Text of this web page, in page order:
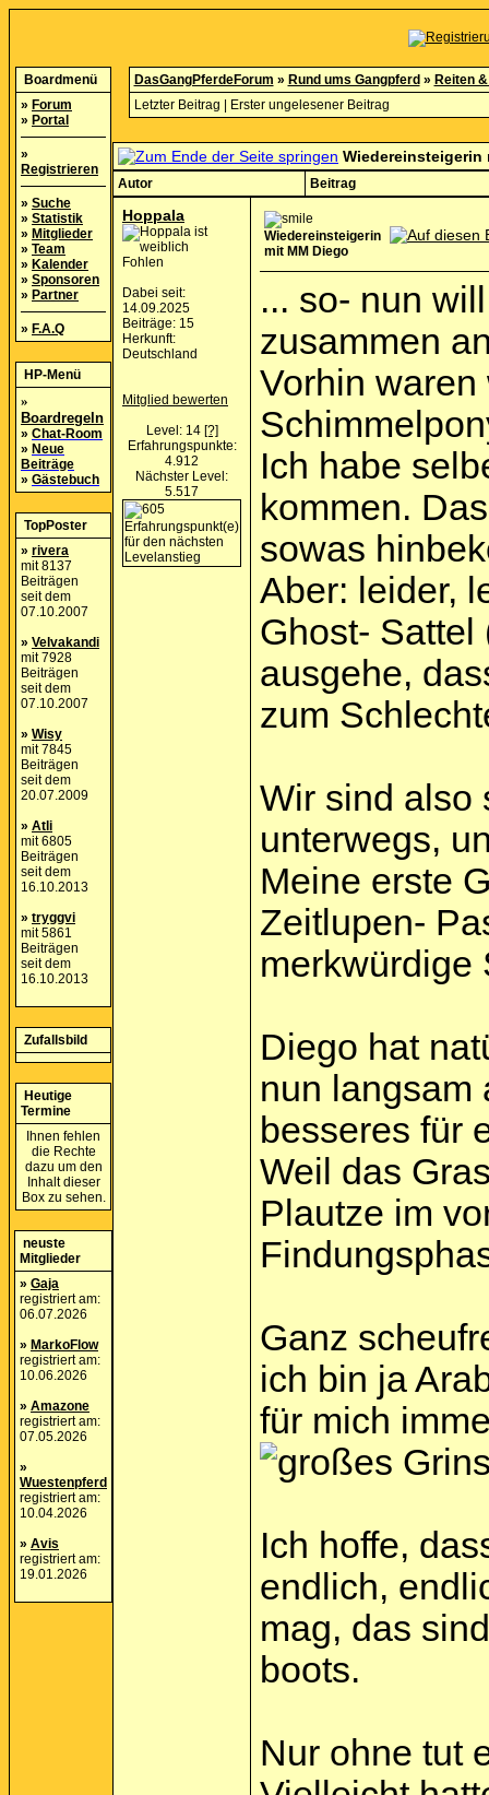
Boardmenü
» Forum
» Portal
»
Registrieren
» Suche
» Statistik
» Mitglieder
» Team
» Kalender
» Sponsoren
» Partner
» F.A.Q
HP-Menü
»
Boardregeln
» Chat-Room
» Neue
Beiträge
» Gästebuch
TopPoster
» rivera
mit 8137
Beiträgen
seit dem
07.10.2007
» Velvakandi
mit 7928
Beiträgen
seit dem
07.10.2007
» Wisy
mit 7845
Beiträgen
seit dem
20.07.2009
» Atli
mit 6805
Beiträgen
seit dem
16.10.2013
» tryggvi
mit 5861
Beiträgen
seit dem
16.10.2013
Zufallsbild
Heutige
Termine
Ihnen fehlen
die Rechte
dazu um den
Inhalt dieser
Box zu sehen.
neuste
Mitglieder
» Gaja
registriert am:
06.07.2026
» MarkoFlow
registriert am:
10.06.2026
» Amazone
registriert am:
07.05.2026
»
Wuestenpferd
registriert am:
10.04.2026
» Avis
registriert am:
19.01.2026
DasGangPferdeForum » Rund ums Gangpferd » Reiten
Letzter Beitrag
Erster ungelesener Beitrag
Wiedereinsteigerin
Autor Beitrag
Hoppala
Fohlen
Dabei seit:
14.09.2025
Beiträge: 15
Herkunft:
Deutschland
Mitglied bewerten
Level: 14 [?]
Erfahrungspunkte:
4.912
Nächster Level:
5.517
Wiedereinsteigerin
mit MM Diego
... so- nun
zusammen
Vorhin waren
Ich habe
kommen.
sowas
Aber: leider,
Ghost- Sattel
ausgehe,
zum
Wir sind also
unterwegs,
Meine erste
Zeitlupen-
merkwürdige
Diego hat
nun langsam
besseres für
Weil das
Plautze im
Ganz
ich bin ja
für mich
Ich hoffe,
endlich,
mag, das
boots.
Nur ohne tut